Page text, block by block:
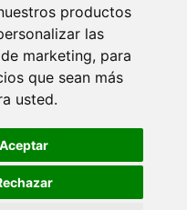
productos
las
marketing, para
que sean más
usted.
Aceptar
TU HISTORIA. EPISODIO 3.